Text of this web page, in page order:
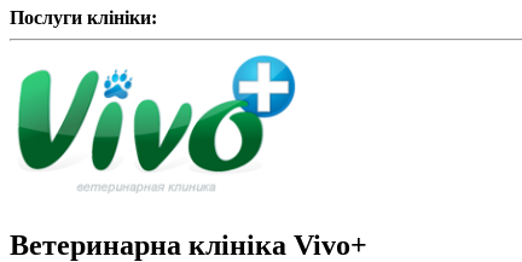
Послуги клініки:
Ветеринарна клініка Vivo+